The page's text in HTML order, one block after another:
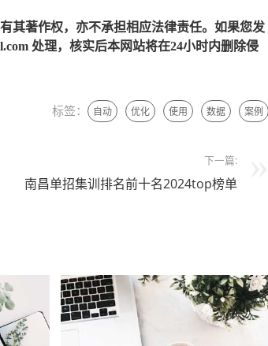
其著作权，亦不承担相应法律责任。如果您发
处理，核实后本网站将在24小时内删除侵
标签： 自动 优化 使用 数据 案例
下一篇:
南昌单招集训排名前十名2024top榜单